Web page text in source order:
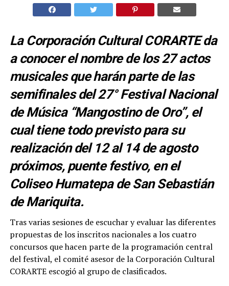
La Corporación Cultural CORARTE da
a conocer el nombre de los 27 actos
musicales que harán parte de las
semifinales del 27° Festival Nacional
de Música “Mangostino de Oro”, el
cual tiene todo previsto para su
realización del 12 al 14 de agosto
próximos, puente festivo, en el
Coliseo Humatepa de San Sebastián
de Mariquita.
Tras varias sesiones de escuchar y evaluar las diferentes
propuestas de los inscritos nacionales a los cuatro
concursos que hacen parte de la programación central
del festival, el comité asesor de la Corporación Cultural
CORARTE escogió al grupo de clasificados.